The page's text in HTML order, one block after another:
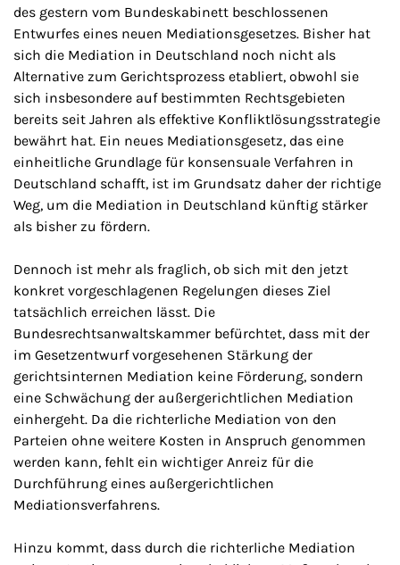
des gestern vom Bundeskabinett beschlossenen
Entwurfes eines neuen Mediationsgesetzes. Bisher hat
sich die Mediation in Deutschland noch nicht als
Alternative zum Gerichtsprozess etabliert, obwohl sie
sich insbesondere auf bestimmten Rechtsgebieten
bereits seit Jahren als effektive Konfliktlösungsstrategie
bewährt hat. Ein neues Mediationsgesetz, das eine
einheitliche Grundlage für konsensuale Verfahren in
Deutschland schafft, ist im Grundsatz daher der richtige
Weg, um die Mediation in Deutschland künftig stärker
als bisher zu fördern.
Dennoch ist mehr als fraglich, ob sich mit den jetzt
konkret vorgeschlagenen Regelungen dieses Ziel
tatsächlich erreichen lässt. Die
Bundesrechtsanwaltskammer befürchtet, dass mit der
im Gesetzentwurf vorgesehenen Stärkung der
gerichtsinternen Mediation keine Förderung, sondern
eine Schwächung der außergerichtlichen Mediation
einhergeht. Da die richterliche Mediation von den
Parteien ohne weitere Kosten in Anspruch genommen
werden kann, fehlt ein wichtiger Anreiz für die
Durchführung eines außergerichtlichen
Mediationsverfahrens.
Hinzu kommt, dass durch die richterliche Mediation